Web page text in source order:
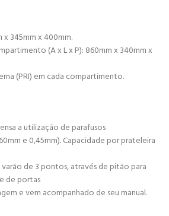
x 345mm x 400mm.
(A x L x P): 860mm x 340mm x
(PRI) em cada compartimento.
a utilização de parafusos
e 0,45mm). Capacidade por prateleira
de 3 pontos, através de pitão para
de portas
e vem acompanhado de seu manual.